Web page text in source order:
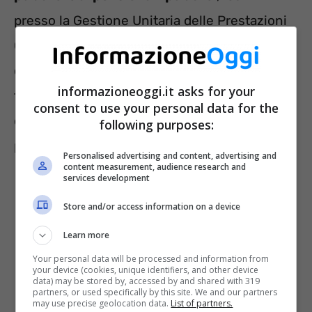
presso la Gestione Unitaria delle Prestazioni
Creditizie e Sociali. Ne hanno diritto, poi, i
coniugi, gli uniti civilmente, i conviventi di
fatto e i parenti di primo grado (anche non
conviventi) e i minori orfani di dipendenti o di
pensionati pubblici.
informazioneoggi.it asks for your
consent to use your personal data for the
following purposes:
Personalised advertising and content, advertising and
content measurement, audience research and
services development
Store and/or access information on a device
Learn more
Your personal data will be processed and information from
your device (cookies, unique identifiers, and other device
data) may be stored by, accessed by and shared with 319
partners, or used specifically by this site. We and our partners
may use precise geolocation data. List of partners.